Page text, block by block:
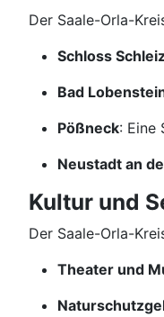
Der Saale-Orla-
Schloss
Bad
Pößneck: Eine
Neustadt an
Kultur und
Der Saale-Orla-
Theater und